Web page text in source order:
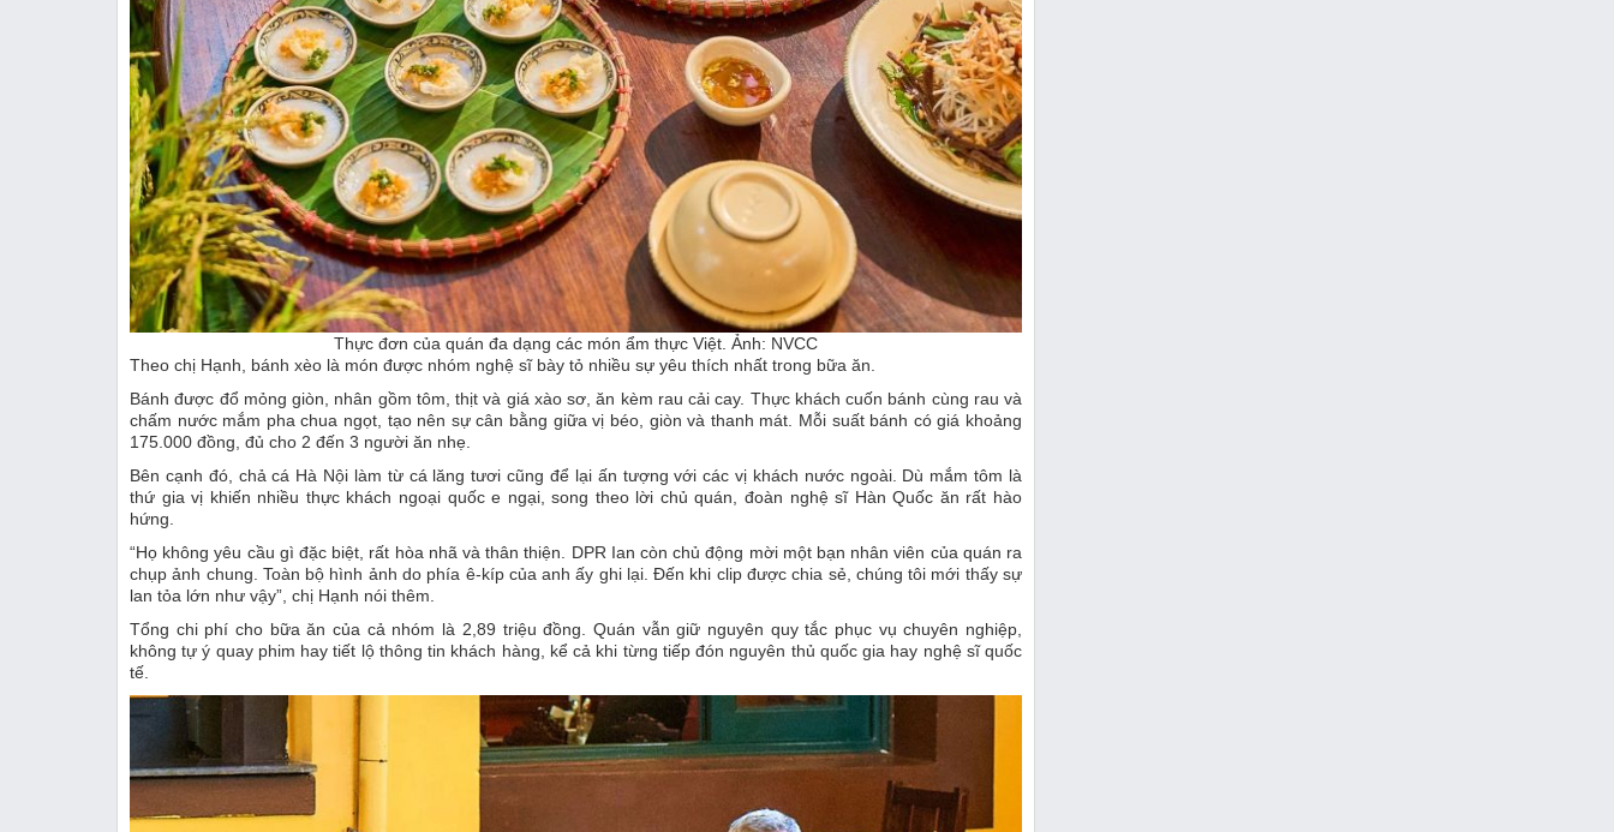
Thực đơn của quán đa dạng các món ẩm thực Việt. Ảnh: NVCC
Theo chị Hạnh, bánh xèo là món được nhóm nghệ sĩ bày tỏ nhiều sự yêu thích nhất trong bữa ăn.
Bánh được đổ mỏng giòn, nhân gồm tôm, thịt và giá xào sơ, ăn kèm rau cải cay. Thực khách cuốn bánh cùng rau và
chấm nước mắm pha chua ngọt, tạo nên sự cân bằng giữa vị béo, giòn và thanh mát. Mỗi suất bánh có giá khoảng
175.000 đồng, đủ cho 2 đến 3 người ăn nhẹ.
Bên cạnh đó, chả cá Hà Nội làm từ cá lăng tươi cũng để lại ấn tượng với các vị khách nước ngoài. Dù mắm tôm là
thứ gia vị khiến nhiều thực khách ngoại quốc e ngại, song theo lời chủ quán, đoàn nghệ sĩ Hàn Quốc ăn rất hào
hứng.
“Họ không yêu cầu gì đặc biệt, rất hòa nhã và thân thiện. DPR Ian còn chủ động mời một bạn nhân viên của quán ra
chụp ảnh chung. Toàn bộ hình ảnh do phía ê-kíp của anh ấy ghi lại. Đến khi clip được chia sẻ, chúng tôi mới thấy sự
lan tỏa lớn như vậy”, chị Hạnh nói thêm.
Tổng chi phí cho bữa ăn của cả nhóm là 2,89 triệu đồng. Quán vẫn giữ nguyên quy tắc phục vụ chuyên nghiệp,
không tự ý quay phim hay tiết lộ thông tin khách hàng, kể cả khi từng tiếp đón nguyên thủ quốc gia hay nghệ sĩ quốc
tế.